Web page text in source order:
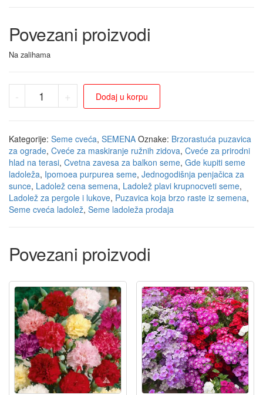
Povezani proizvodi
Na zalihama
- + Dodaj u korpu
Kategorije: Seme cveća, SEMENA Oznake: Brzorastuća puzavica
za ograde, Cveće za maskiranje ružnih zidova, Cveće za prirodni
hlad na terasi, Cvetna zavesa za balkon seme, Gde kupiti seme
ladoleža, Ipomoea purpurea seme, Jednogodišnja penjačica za
sunce, Ladolež cena semena, Ladolež plavi krupnocveti seme,
Ladolež za pergole i lukove, Puzavica koja brzo raste iz semena,
Seme cveća ladolež, Seme ladoleža prodaja
Povezani proizvodi